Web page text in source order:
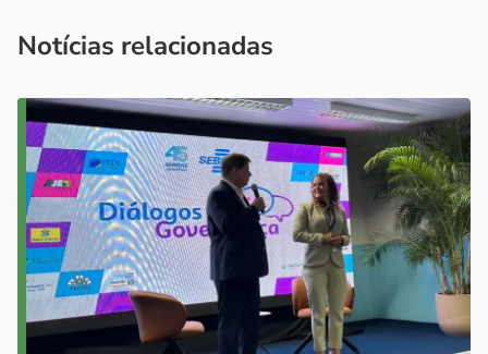
Notícias relacionadas